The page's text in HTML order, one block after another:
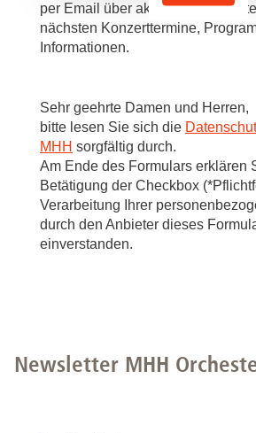
per Email über aktuelle
nächsten Konzerttermine,
Informationen.
Sehr geehrte Damen und Herren,
bitte lesen Sie sich die
MHH sorgfältig durch.
Am Ende des Formulars erklären
Betätigung der Checkbox
Verarbeitung Ihrer
durch den Anbieter dieses
einverstanden.
Newsletter MHH